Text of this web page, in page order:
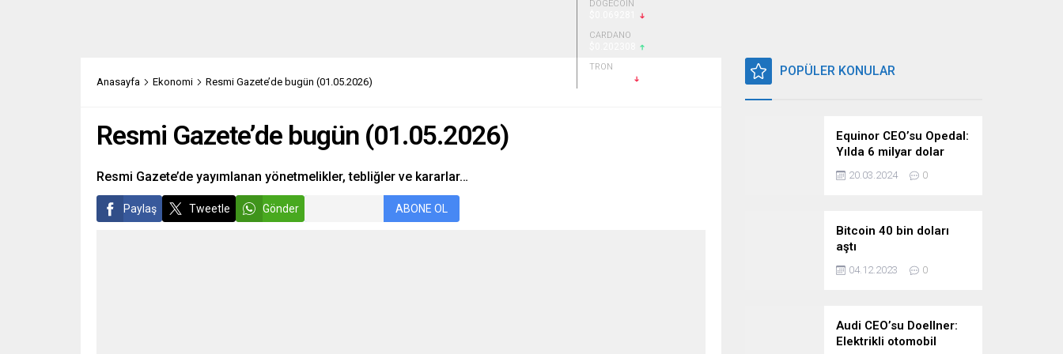
DOGECOIN
CARDANO
TRON
Anasayfa Ekonomi Resmi Gazete’de bugün (01.05.2026)
Resmi Gazete’de bugün (01.05.2026)
Resmi Gazete’de yayımlanan yönetmelikler, tebliğler ve kararlar…
Paylaş Tweetle Gönder ABONE OL
POPÜLER KONULAR
Equinor CEO’su Opedal:
Yılda 6 milyar dolar
harcıyoruz
20.03.2024 0
Bitcoin 40 bin doları
aştı
04.12.2023 0
Audi CEO’su Doellner:
Elektrikli otomobil